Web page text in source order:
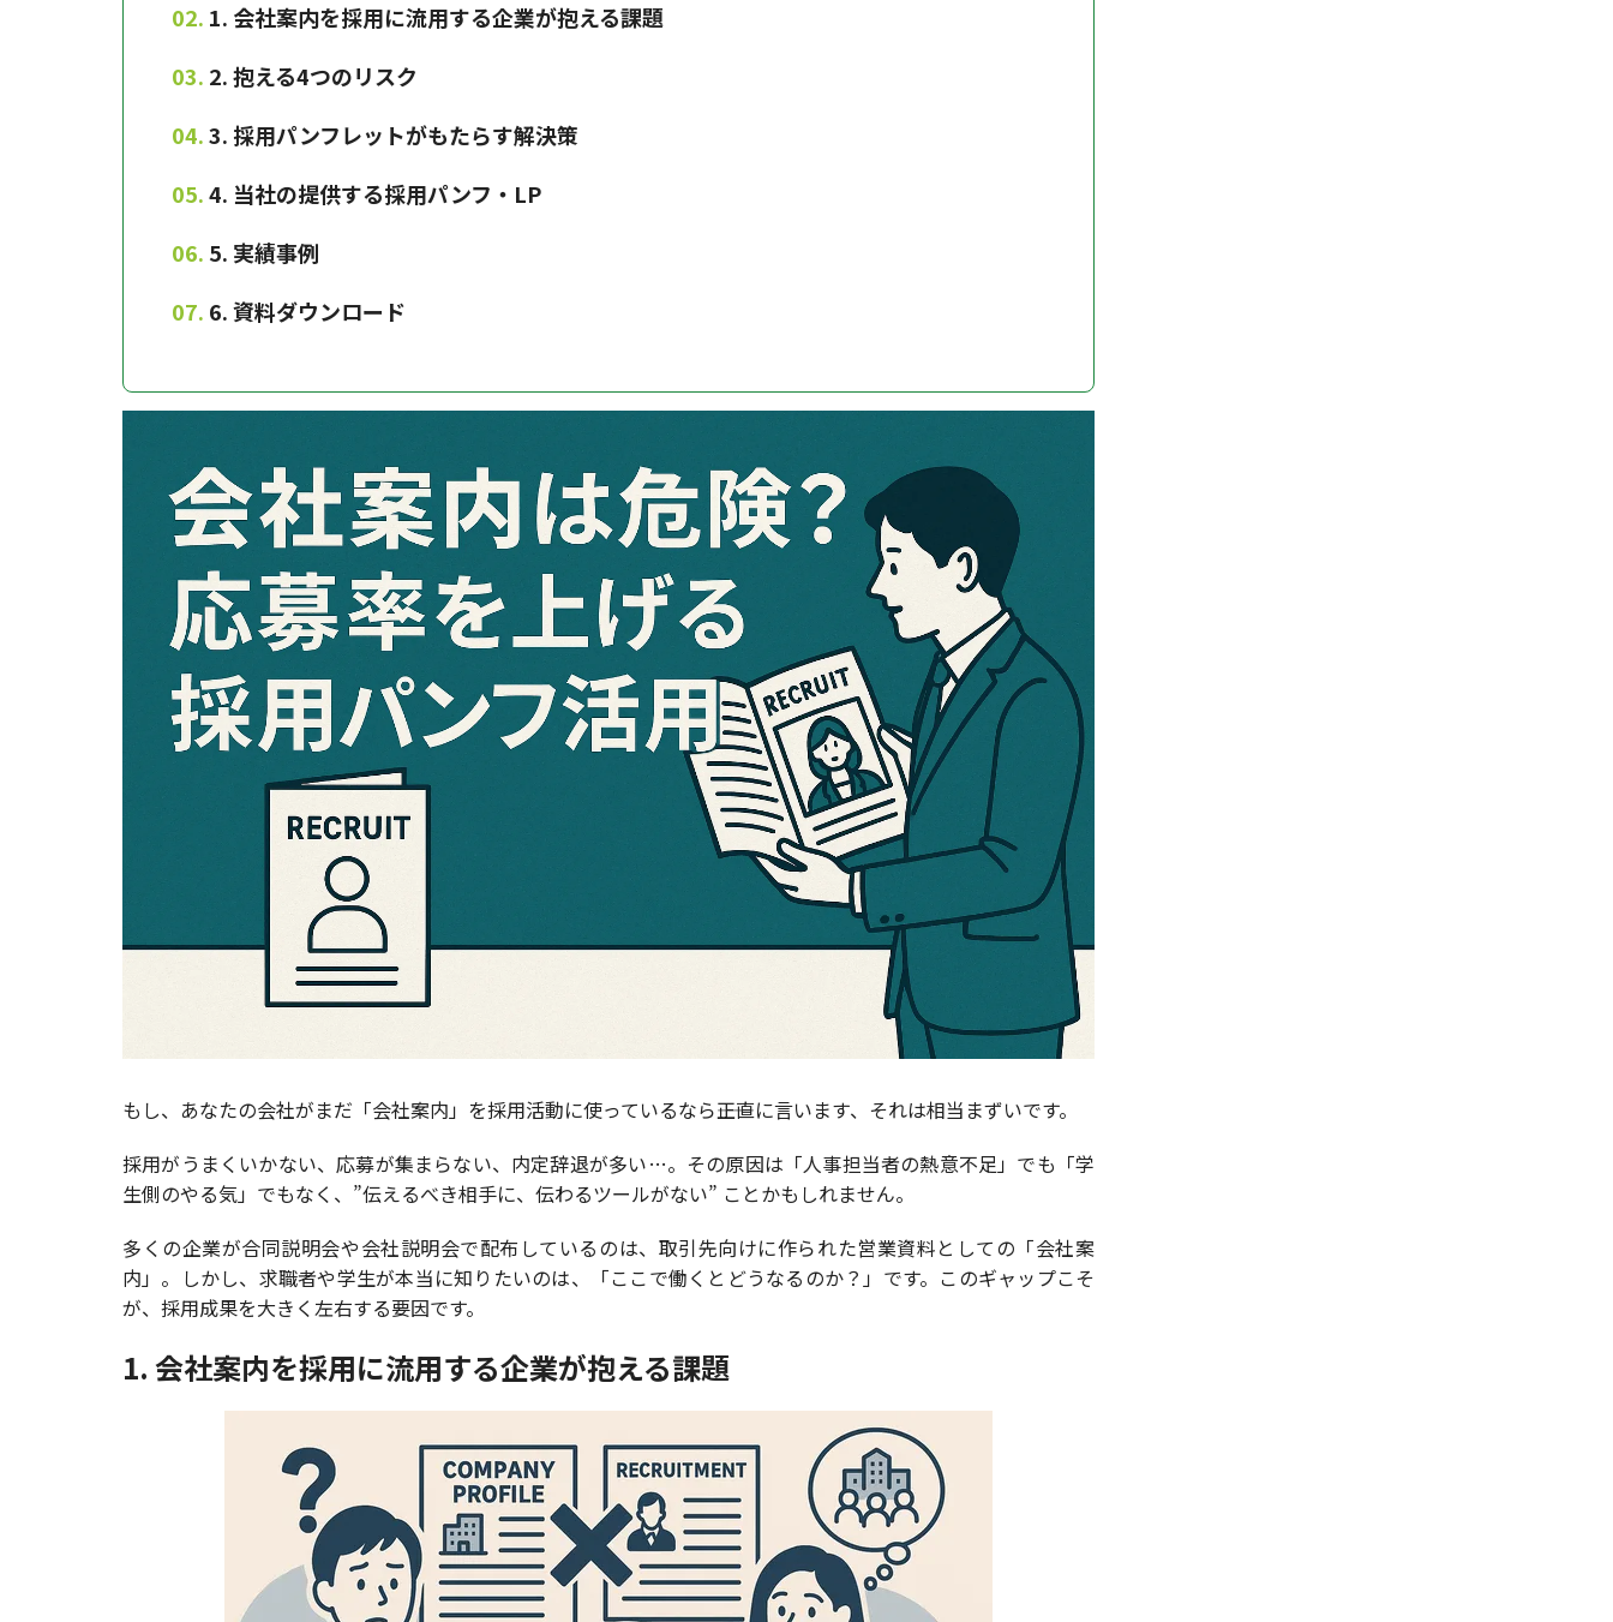
1. 会社案内を採用に流用する企業が抱える課題
2. 抱える4つのリスク
3. 採用パンフレットがもたらす解決策
4. 当社の提供する採用パンフ・LP
5. 実績事例
6. 資料ダウンロード
もし、あなたの会社がまだ「会社案内」を採用活動に使っているなら――正直に言います、それは相当まずいです。
採用がうまくいかない、応募が集まらない、内定辞退が多い…。その原因は「人事担当者の熱意不足」でも「学
生側のやる気」でもなく、”伝えるべき相手に、伝わるツールがない” ことかもしれません。
多くの企業が合同説明会や会社説明会で配布しているのは、取引先向けに作られた営業資料としての「会社案
内」。しかし、求職者や学生が本当に知りたいのは、「ここで働くとどうなるのか？」です。このギャップこそ
が、採用成果を大きく左右する要因です。
1. 会社案内を採用に流用する企業が抱える課題